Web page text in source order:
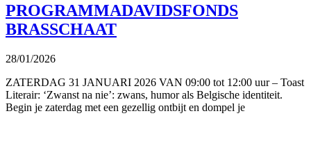
PROGRAMMADAVIDSFONDS
BRASSCHAAT
28/01/2026
ZATERDAG 31 JANUARI 2026 VAN 09:00 tot 12:00 uur – Toast
Literair: ‘Zwanst na nie’: zwans, humor als Belgische identiteit.
Begin je zaterdag met een gezellig ontbijt en dompel je